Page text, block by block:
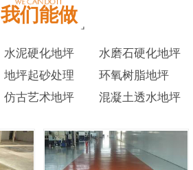
我们能做
水泥硬化地坪
水磨石硬化地坪
地坪起砂处理
环氧树脂地坪
仿古艺术地坪 混凝土透水地坪